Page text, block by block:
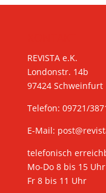
REVISTA e.K.
Londonstr. 14b
97424 Schweinfurt
Telefon: 09721/
E-Mail:
telefonisch
Mo-Do 8 bis 15 Uhr
Fr 8 bis 11 Uhr